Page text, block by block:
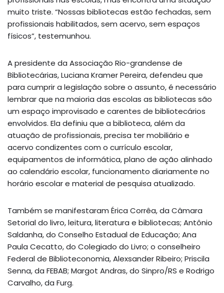
muito triste. “Nossas bibliotecas estão fechadas, sem
profissionais habilitados, sem acervo, sem espaços
físicos”, testemunhou.
A presidente da Associação Rio-grandense de
Bibliotecárias, Luciana Kramer Pereira, defendeu que
para cumprir a legislação sobre o assunto, é necessário
lembrar que na maioria das escolas as bibliotecas são
um espaço improvisado e carentes de bibliotecários
envolvidos. Ela definiu que a biblioteca, além da
atuação de profissionais, precisa ter mobiliário e
acervo condizentes com o currículo escolar,
equipamentos de informática, plano de ação alinhado
ao calendário escolar, funcionamento diariamente no
horário escolar e material de pesquisa atualizado.
Também se manifestaram Érica Corrêa, da Câmara
Setorial do livro, leitura, literatura e bibliotecas; Antônio
Saldanha, do Conselho Estadual de Educação; Ana
Paula Cecatto, do Colegiado do Livro; o conselheiro
Federal de Biblioteconomia, Alexsander Ribeiro; Priscila
Senna, da FEBAB; Margot Andras, do Sinpro/RS e Rodrigo
Carvalho, da Furg.